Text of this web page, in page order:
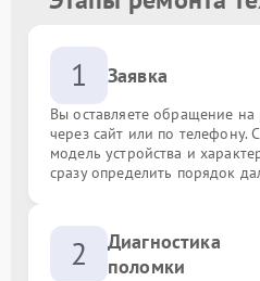
1 Заявка
Вы оставляете обращение
через сайт или по телефону.
модель устройства и
сразу определить порядок
2
Диагностика
поломки